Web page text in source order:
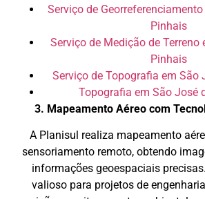
Serviço de
Pinhais
Serviço de Medição de Terreno
Pinhais
Serviço de Topografia em São
Topografia em São José
3. Mapeamento Aéreo com
A Planisul realiza mapeamento
sensoriamento remoto, obtendo
informações geoespaciais
valioso para projetos de